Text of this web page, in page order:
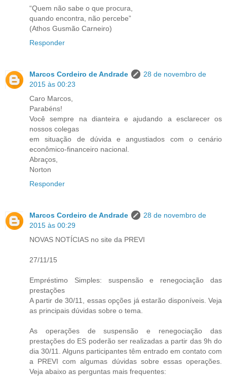
“Quem não sabe o que procura,
quando encontra, não percebe”
(Athos Gusmão Carneiro)
Responder
Marcos Cordeiro de Andrade
28 de novembro de
2015 às 00:23
Caro Marcos,
Parabéns!
Você sempre na dianteira e ajudando a esclarecer os
nossos colegas
em situação de dúvida e angustiados com o cenário
econômico-financeiro nacional.
Abraços,
Norton
Responder
Marcos Cordeiro de Andrade
28 de novembro de
2015 às 00:29
NOVAS NOTÍCIAS no site da PREVI
27/11/15
Empréstimo Simples: suspensão e renegociação das
prestações
A partir de 30/11, essas opções já estarão disponíveis. Veja
as principais dúvidas sobre o tema.
As operações de suspensão e renegociação das
prestações do ES poderão ser realizadas a partir das 9h do
dia 30/11. Alguns participantes têm entrado em contato com
a PREVI com algumas dúvidas sobre essas operações.
Veja abaixo as perguntas mais frequentes: